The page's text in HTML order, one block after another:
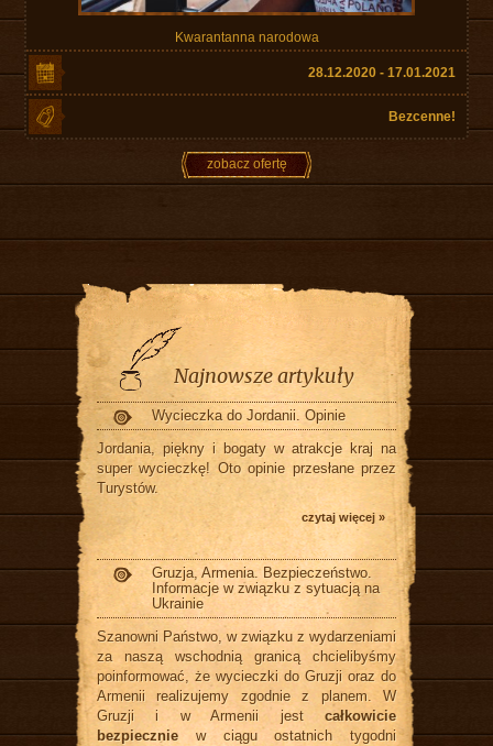
Kwarantanna narodowa
28.12.2020 - 17.01.2021
Bezcenne!
zobacz ofertę
Najnowsze artykuły
Wycieczka do Jordanii. Opinie
Jordania, piękny i bogaty w atrakcje kraj na
super wycieczkę! Oto opinie przesłane przez
Turystów.
czytaj więcej »
Gruzja, Armenia. Bezpieczeństwo.
Informacje w związku z sytuacją na
Ukrainie
Szanowni Państwo, w związku z wydarzeniami
za naszą wschodnią granicą chcielibyśmy
poinformować, że wycieczki do Gruzji oraz do
Armenii realizujemy zgodnie z planem. W
Gruzji i w Armenii jest całkowicie
bezpiecznie w ciągu ostatnich tygodni